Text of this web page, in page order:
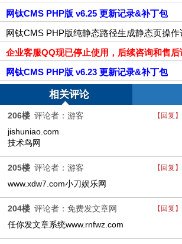
网钛CMS PHP版 v6.25 更新记录&补丁包
网钛CMS PHP版纯静态路径生成静态页操作
企业客服QQ现已停止使用，后续咨询和售
网钛CMS PHP版 v6.23 更新记录&补丁包
相关评论
【回复】
206楼 评论者：游客
jishuniao.com
技术鸟网
【回复】
205楼 评论者：游客
www.xdw7.com小刀娱乐网
【回复】
204楼 评论者：免费发文章网
任你发文章系统www.rnfwz.com